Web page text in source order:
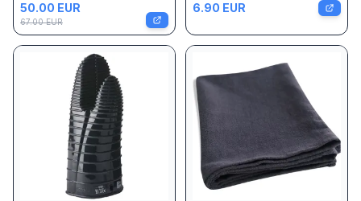
50.00 EUR
67.00 EUR
6.90 EUR